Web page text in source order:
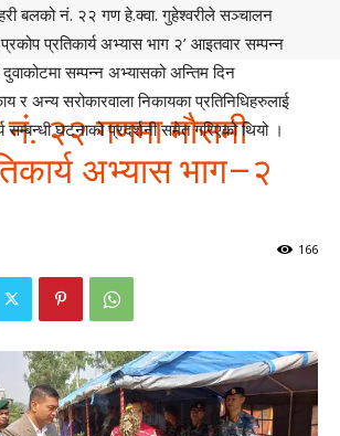
२२ गणमा मौसमी
अभ्यास भाग–२
166
बलको नं. २२ गण हे.क्वा. गुहेश्वरीले सञ्चालन
प्रतिकार्य अभ्यास भाग २’ आइतवार सम्पन्न
सम्पन्न अभ्यासको अन्तिम दिन
र अन्य सरोकारवाला निकायका प्रतिनिधिहरुलाई
सम्बन्धी घटनाको प्रदर्शनी समेत गरिएको थियो ।